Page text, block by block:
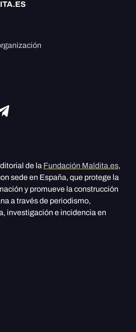
de la Fundación Maldita.es,
sede en España, que protege la
y promueve la construcción
a través de periodismo,
investigación e incidencia en